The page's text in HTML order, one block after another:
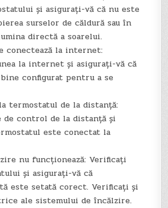
și asigurați-vă că nu este
surselor de căldură sau în
directă a soarelui.
conectează la internet:
la internet și asigurați-vă că
configurat pentru a se
termostatul de la distanță:
control de la distanță și
este conectat la
nu funcționează: Verificați
și asigurați-vă că
este setată corect. Verificați și
ale sistemului de încălzire.